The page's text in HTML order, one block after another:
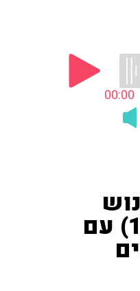
00:00
האולטימטיבי • מיכל קדוש ('מעריב' ו־103fm) עם